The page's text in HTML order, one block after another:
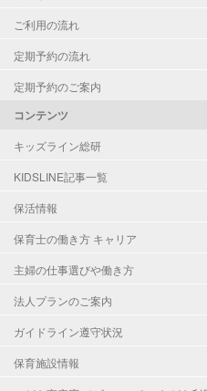
ご利用の流れ
定期予約の流れ
定期予約のご案内
コンテンツ
キッズライン総研
KIDSLINE記事一覧
保活情報
保育士の働き方 キャリア
主婦の仕事選びや働き方
法人プランのご案内
ガイドライン遵守状況
保育施設情報